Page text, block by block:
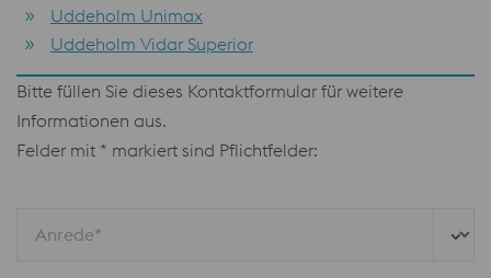
Uddeholm Unimax
Uddeholm Vidar Superior
Bitte füllen Sie dieses Kontaktformular für weitere
Informationen aus.
Felder mit * markiert sind Pflichtfelder:
Anrede*